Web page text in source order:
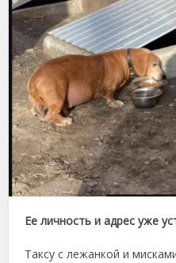
Ее личность и адрес уже
Таксу с лежанкой и